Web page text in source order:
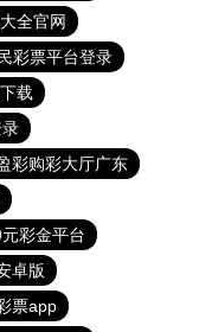
全官网
彩票平台登录
载
彩购彩大厅广东
彩金平台
卓版
票app